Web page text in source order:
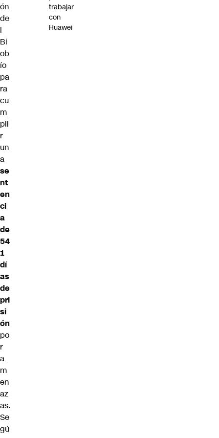
ón
de
l
Bi
ob
ío
pa
ra
cu
m
pli
r
un
a
se
nt
en
ci
a
de
54
1
dí
as
de
pri
si
ón
po
r
a
m
en
az
as.
Se
gú
trabajar
con
Huawei